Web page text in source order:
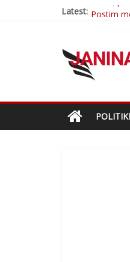
Latest: Postim
Brahim
Sulm ,